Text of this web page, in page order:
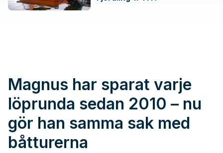
Magnus har sparat varje
löprunda sedan 2010 – nu
gör han samma sak med
båtturerna